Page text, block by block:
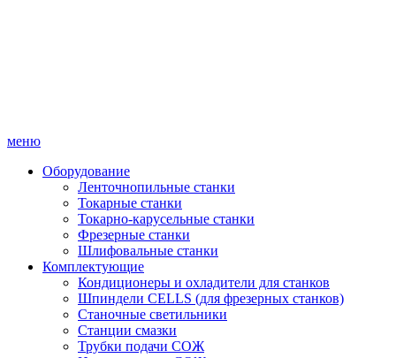
меню
Оборудование
Ленточнопильные станки
Токарные станки
Токарно-карусельные станки
Фрезерные станки
Шлифовальные станки
Комплектующие
Кондиционеры и охладители для станков
Шпиндели CELLS (для фрезерных станков)
Станочные светильники
Станции смазки
Трубки подачи СОЖ